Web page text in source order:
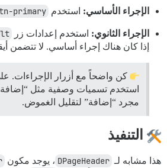
الإجراء الأساسي: استخدم primary
الإجراء الثانوي: استخدم إعدادات زر
إذا كان هناك إجراء أساسي. لا تتضمن
كن واضحاً مع أزرار الإجراءات.
استخدم تسميات وصفية مثل “إضافة
مجرد “إضافة” لتقليل الغموض.
التنفيذ
هذا مشابه لـ DPageHeader ، يوجد مكون